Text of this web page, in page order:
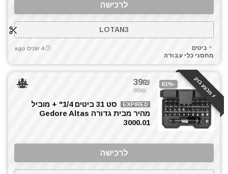
לרכישה
LOTAN3
ביטים
מחסני כלי עבודה
4 שנים ago
⚡️ מבצע בזק -61%
39₪
99₪
EXPIRED
סט 31 ביטים 1/4" + מוביל
מהיר מבית גדורה Gedore Altas
3000.01
לרכישה